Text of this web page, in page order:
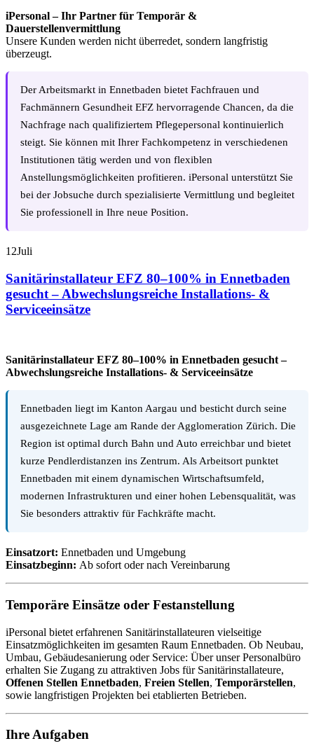
iPersonal – Ihr Partner für Temporär &
Dauerstellenvermittlung
Unsere Kunden werden nicht überredet, sondern langfristig
überzeugt.
Der Arbeitsmarkt in Ennetbaden bietet Fachfrauen und
Fachmännern Gesundheit EFZ hervorragende Chancen, da die
Nachfrage nach qualifiziertem Pflegepersonal kontinuierlich
steigt. Sie können mit Ihrer Fachkompetenz in verschiedenen
Institutionen tätig werden und von flexiblen
Anstellungsmöglichkeiten profitieren. iPersonal unterstützt Sie
bei der Jobsuche durch spezialisierte Vermittlung und begleitet
Sie professionell in Ihre neue Position.
12Juli
Sanitärinstallateur EFZ 80–100% in Ennetbaden
gesucht – Abwechslungsreiche Installations- &
Serviceeinsätze
Sanitärinstallateur EFZ 80–100% in Ennetbaden gesucht –
Abwechslungsreiche Installations- & Serviceeinsätze
Ennetbaden liegt im Kanton Aargau und besticht durch seine
ausgezeichnete Lage am Rande der Agglomeration Zürich. Die
Region ist optimal durch Bahn und Auto erreichbar und bietet
kurze Pendlerdistanzen ins Zentrum. Als Arbeitsort punktet
Ennetbaden mit einem dynamischen Wirtschaftsumfeld,
modernen Infrastrukturen und einer hohen Lebensqualität, was
Sie besonders attraktiv für Fachkräfte macht.
Einsatzort: Ennetbaden und Umgebung
Einsatzbeginn: Ab sofort oder nach Vereinbarung
Temporäre Einsätze oder Festanstellung
iPersonal bietet erfahrenen Sanitärinstallateuren vielseitige
Einsatzmöglichkeiten im gesamten Raum Ennetbaden. Ob Neubau,
Umbau, Gebäudesanierung oder Service: Über unser Personalbüro
erhalten Sie Zugang zu attraktiven Jobs für Sanitärinstallateure,
Offenen Stellen Ennetbaden, Freien Stellen, Temporärstellen,
sowie langfristigen Projekten bei etablierten Betrieben.
Ihre Aufgaben